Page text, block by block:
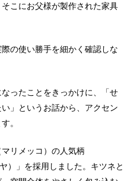
こにお父様が製作された家具
の使い勝手を細かく確認しな
ったことをきっかけに、「せ
」というお話から、アクセン
。
リメッコ）の人気柄
）」を採用しました。キツネと